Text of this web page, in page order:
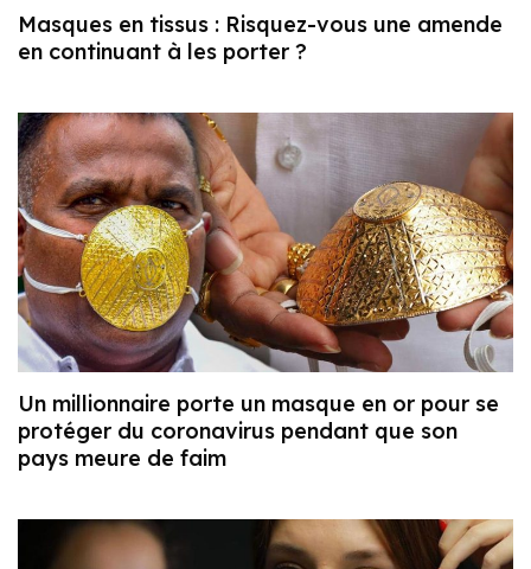
Masques en tissus : Risquez-vous une amende
en continuant à les porter ?
Un millionnaire porte un masque en or pour se
protéger du coronavirus pendant que son
pays meure de faim